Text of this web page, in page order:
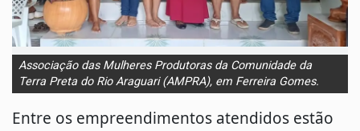
Associação das Mulheres Produtoras da Comunidade da
Terra Preta do Rio Araguari (AMPRA), em Ferreira Gomes.
Entre os empreendimentos atendidos estão